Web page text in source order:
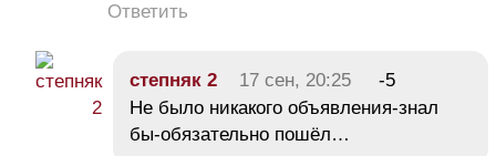
Ответить
степняк 2 17 сен, 20:25
-5
Не было никакого объявления-знал
бы-обязательно пошёл…